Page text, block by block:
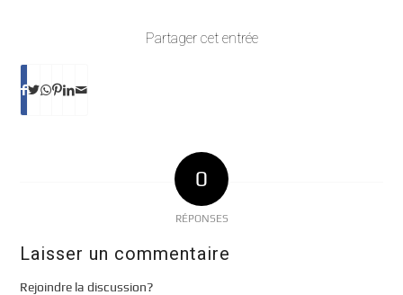
Partager cet entrée
0
RÉPONSES
Laisser un commentaire
Rejoindre la discussion?